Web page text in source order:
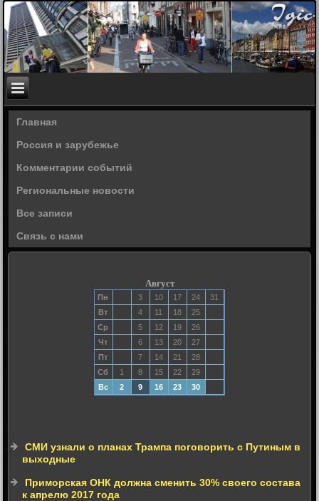
Главная
Россия и зарубежье
Комментарии событий
Региональные новости
Все записи
Связь с нами
Август
Пн 3 10 17 24
31
Вт
4 11 18
25
Ср
5 12 19
26
Чт
6 13 20
27
Пт
7 14 21
28
Сб
1 8 15 22
29
Вс
2 9 16 23 30
СМИ узнали о планах Трампа поговорить с Путиным в
выходные
Приморская ОНК должна сменить 30% своего состава
к апрелю 2017 года